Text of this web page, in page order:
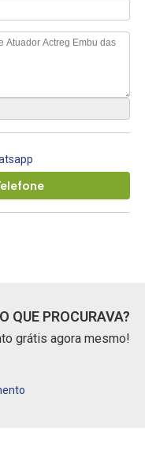
QUE PROCURAVA?
grátis agora mesmo!